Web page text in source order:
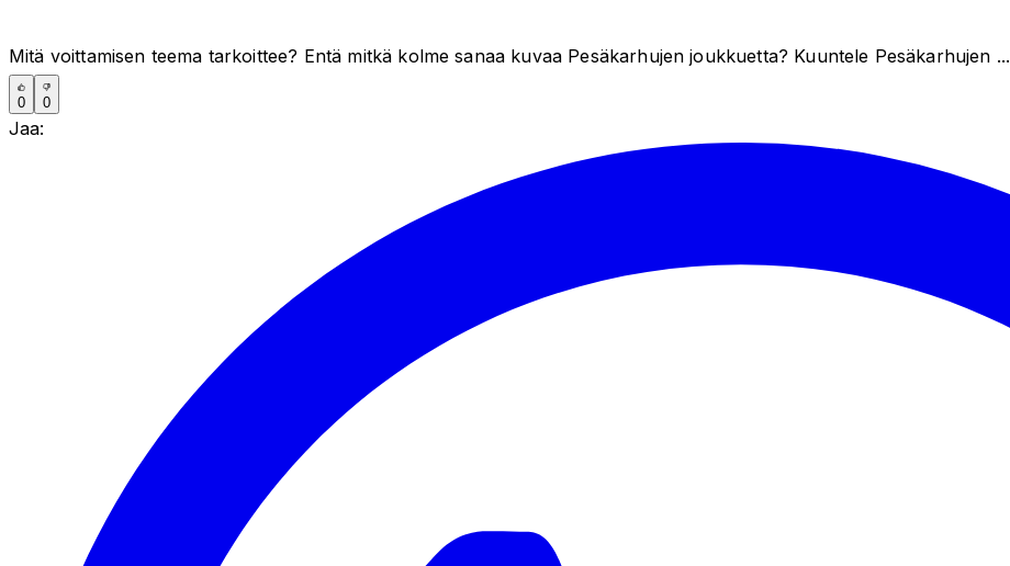
Mitä voittamisen teema tarkoittee? Entä mitkä kolme sanaa kuvaa Pesäkarhujen joukkuetta? Kuuntele Pesäkarhujen ...
0 0
Jaa: